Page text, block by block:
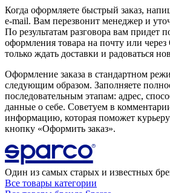
Когда оформляете быстрый заказ,
e-mail. Вам перезвонит менеджер и
По результатам разговора вам придет
оформления товара на почту или
только ждать доставки и радоваться
Оформление заказа в стандартном
следующим образом. Заполняете
последовательным этапам: адрес,
данные о себе. Советуем в
информацию, которая поможет
кнопку «Оформить заказ».
Один из самых старых и известных
Все товары категории